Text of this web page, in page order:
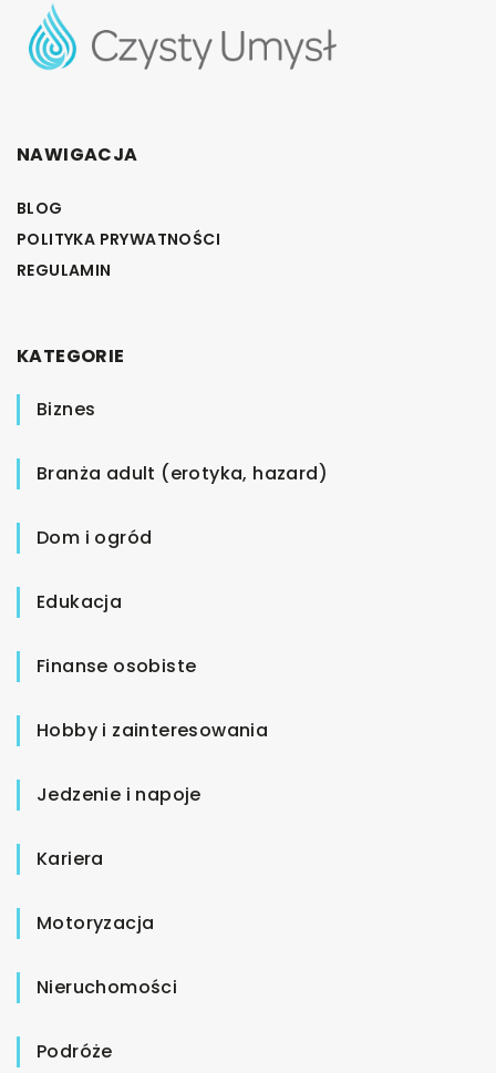
NAWIGACJA
BLOG
POLITYKA PRYWATNOŚCI
REGULAMIN
KATEGORIE
Biznes
Branża adult (erotyka, hazard)
Dom i ogród
Edukacja
Finanse osobiste
Hobby i zainteresowania
Jedzenie i napoje
Kariera
Motoryzacja
Nieruchomości
Podróże